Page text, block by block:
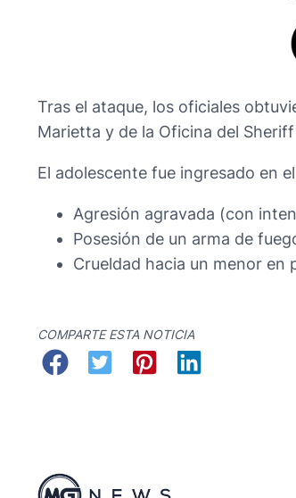
Tras el ataque, los oficiales
Marietta y de la Oficina del
El adolescente fue ingresado en
Agresión agravada (con
Posesión de un arma de
Crueldad hacia un menor en
COMPARTE ESTA NOTICIA